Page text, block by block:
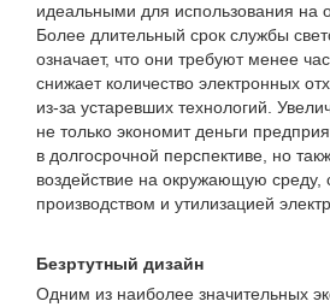
идеальными для использования на
Более длительный срок службы
означает, что они требуют менее
снижает количество электронных
из-за устаревших технологий.
не только экономит деньги
в долгосрочной перспективе, но
воздействие на окружающую среду,
производством и утилизацией
Безртутный дизайн
Одним из наиболее значительных